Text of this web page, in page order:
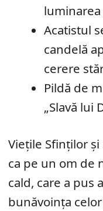
Acatistul
candelă
cerere
Pildă de
„Slavă lui
Viețile Sfinților
ca pe un om de
cald, care a pus
bunăvoința